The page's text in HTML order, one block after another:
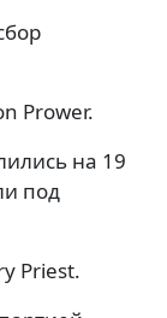
Prower.
на 19
под
Priest.